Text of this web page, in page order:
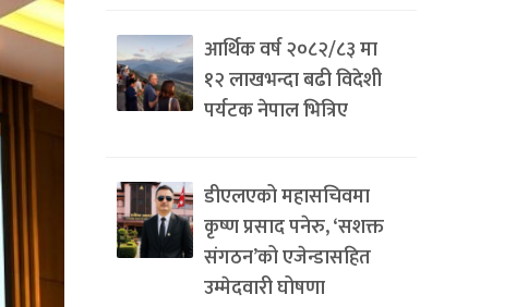
आर्थिक वर्ष २०८२/८३ मा
१२ लाखभन्दा बढी विदेशी
पर्यटक नेपाल भित्रिए
डीएलएको महासचिवमा
कृष्ण प्रसाद पनेरु, ‘सशक्त
संगठन’को एजेन्डासहित
उम्मेदवारी घोषणा